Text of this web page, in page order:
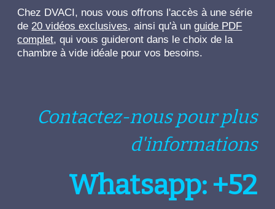
Chez DVACI , nous vous offrons l'accès à une série
de20 vidéos exclusives, ainsi qu'à unguide PDF
complet, qui vous guideront dans le choix de la
chambre à vide idéale pour vos besoins.
Contactez-nous pour plus
d'informations
Whatsapp: +52